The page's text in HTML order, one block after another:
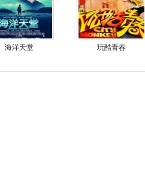
海洋天堂 玩酷青春